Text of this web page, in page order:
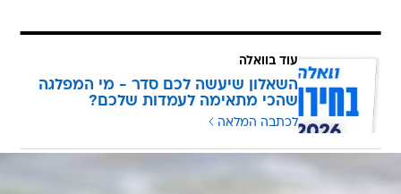
עוד בוואלה
השאלון שיעשה לכם סדר - מי המפלגה
שהכי מתאימה לעמדות שלכם?
לכתבה המלאה